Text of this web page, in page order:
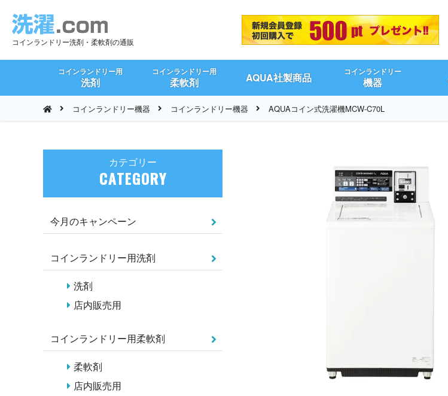
コインランドリー洗剤・柔軟剤の通販
コインランドリー用
洗剤
コインランドリー用
柔軟剤 AQUA社製商品 コインランドリー
機器
コインランドリー機器 コインランドリー機器 AQUAコイン式洗濯機MCW-C70L
カテゴリー
CATEGORY
今月のキャンペーン
コインランドリー用洗剤
洗剤
店内販売用
コインランドリー用柔軟剤
柔軟剤
店内販売用